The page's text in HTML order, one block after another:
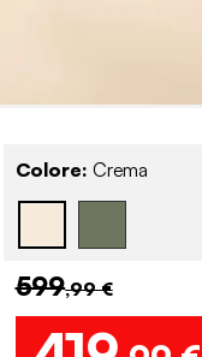
Colore: Crema
599,99 €